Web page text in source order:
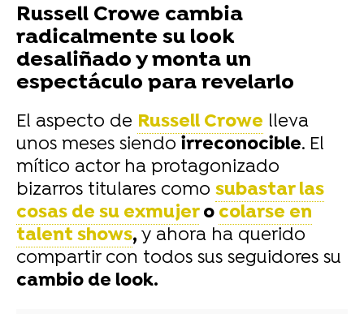
Russell Crowe cambia
radicalmente su look
desaliñado y monta un
espectáculo para revelarlo
El aspecto de Russell Crowe lleva
unos meses siendo irreconocible. El
mítico actor ha protagonizado
bizarros titulares como subastar las
cosas de su exmujero colarse en
talent shows, y ahora ha querido
compartir con todos sus seguidores su
cambio de look.